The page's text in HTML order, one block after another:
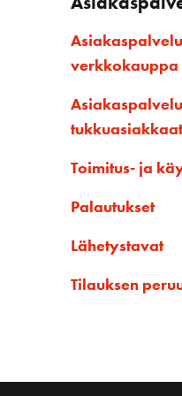
Asiakaspalvelu
verkkokauppa
Asiakaspalvelu
Toimitus- ja
Palautukset
Lähetystavat
Tilauksen